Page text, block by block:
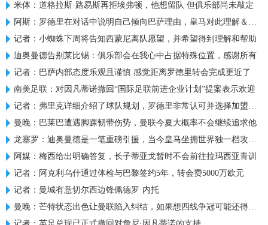
米体：道格拉斯·路易斯再拒埃弗顿，他想留队 但俱乐部尚未敲定
阿斯：罗德里在对话中说明自己倾向巴萨理由，皇马对此理解＆祝好
记者：小蜘蛛下周将告知西蒙尼离队愿望，并希望得到理解和帮助
迪奥曼德告别莱比锡：俱乐部会在我心中占据特殊位置，感谢所有
记者：巴萨内部态度乐观且谨慎 感觉距离罗德里转会完成更近了
南美足联：对因凡蒂诺撤回“国际足联前进企业计划”提案表示欢迎
记者：弗里克详细介绍了球队规划，罗德里非常认可并选择加盟巴萨
曼晚：巴莱巴遭遇脚踝韧带伤势，曼联今夏大概率不会继续追求他
龙塞罗：迪奥曼德是一笔重磅引援，当今皇马坐拥世界独一档攻击线
阿媒：梅西给出明确答复，长子蒂亚戈暂时不会前往拉玛西亚青训
记者：阿克利乌什通过体检与巴黎签约5年，转会费5000万欧元
记者：曼城有意切尔西边锋佩德罗·内托
曼晚：芒特状态出色让曼联陷入纠结，如果想四线争冠可能还得买人